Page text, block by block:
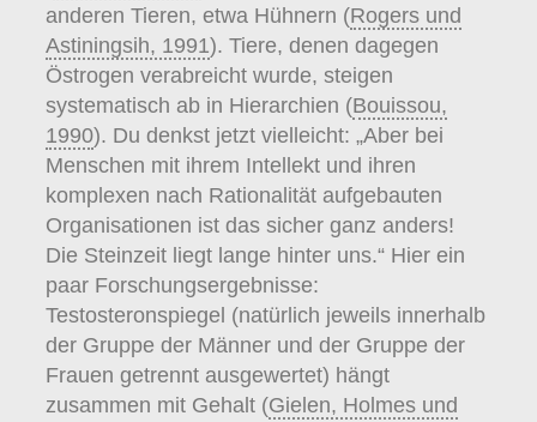
anderen Tieren, etwa Hühnern (Rogers und
Astiningsih, 1991). Tiere, denen dagegen
Östrogen verabreicht wurde, steigen
systematisch ab in Hierarchien (Bouissou,
1990). Du denkst jetzt vielleicht: „Aber bei
Menschen mit ihrem Intellekt und ihren
komplexen nach Rationalität aufgebauten
Organisationen ist das sicher ganz anders!
Die Steinzeit liegt lange hinter uns.“ Hier ein
paar Forschungsergebnisse:
Testosteronspiegel (natürlich jeweils innerhalb
der Gruppe der Männer und der Gruppe der
Frauen getrennt ausgewertet) hängt
zusammen mit Gehalt (Gielen, Holmes und